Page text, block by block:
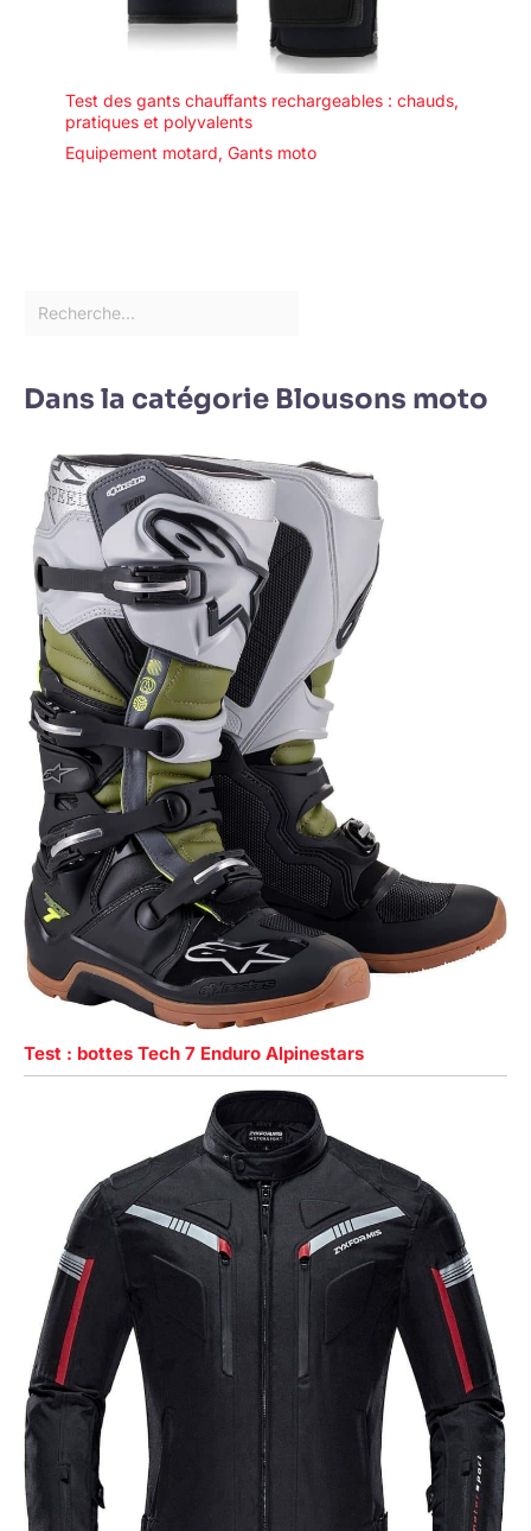
Test des gants chauffants rechargeables : chauds,
pratiques et polyvalents
Equipement motard, Gants moto
Dans la catégorie Blousons moto
Test : bottes Tech 7 Enduro Alpinestars